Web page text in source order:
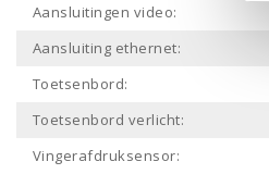
Aansluitingen video:
Aansluiting ethernet:
Toetsenbord:
Toetsenbord verlicht:
Vingerafdruksensor: